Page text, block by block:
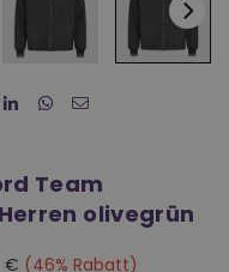
Team
olivegrün
€ (46% Rabatt)